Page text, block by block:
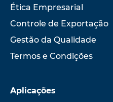
Ética Empresarial
Controle de Exportação
Gestão da Qualidade
Termos e Condições
Aplicações